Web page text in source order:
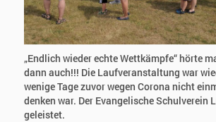
„Endlich wieder echte Wettkämpfe“ hörte
dann auch!!! Die Laufveranstaltung war
wenige Tage zuvor wegen Corona nicht
denken war. Der Evangelische Schulverein
geleistet.